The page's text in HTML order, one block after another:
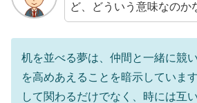
ど、どういう意味なのか
机を並べる夢は、仲間と一緒に競
を高めあえることを暗示していま
して関わるだけでなく、時には互